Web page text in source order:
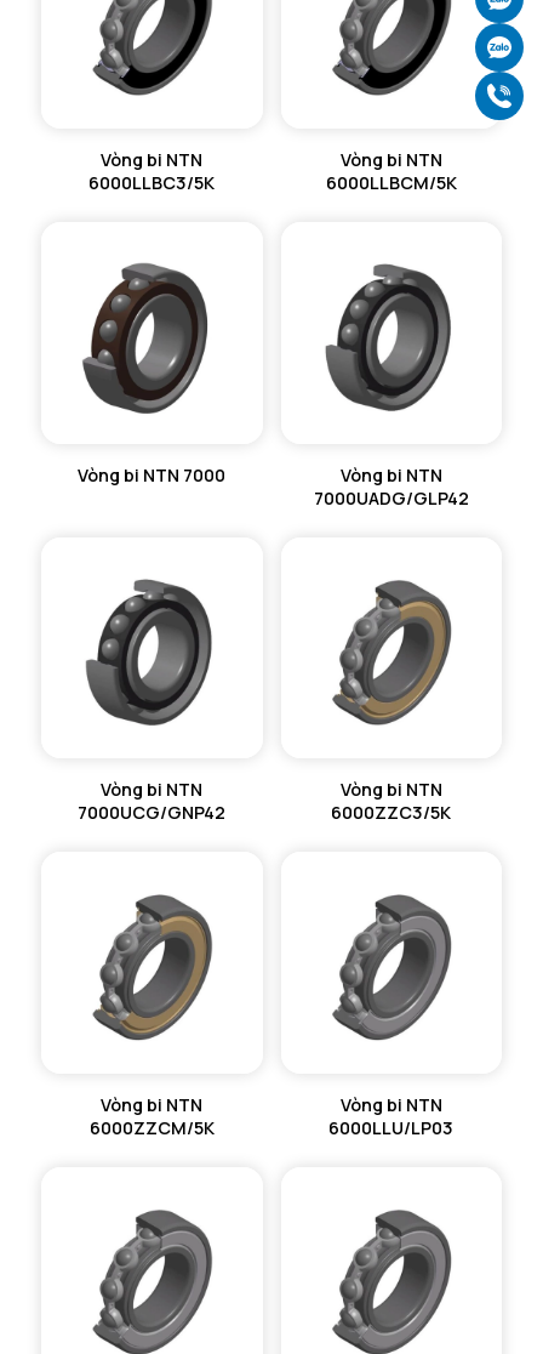
Vòng bi NTN
6000LLBC3/5K
Vòng bi NTN
6000LLBCM/5K
Vòng bi NTN 7000
Vòng bi NTN
7000UADG/GLP42
Vòng bi NTN
7000UCG/GNP42
Vòng bi NTN
6000ZZC3/5K
Vòng bi NTN
6000ZZCM/5K
Vòng bi NTN
6000LLU/LP03